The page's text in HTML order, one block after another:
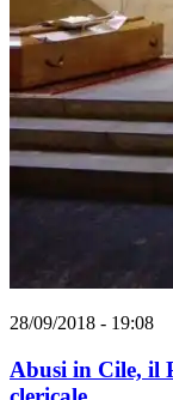
28/09/2018 - 19:08
Abusi in Cile, il